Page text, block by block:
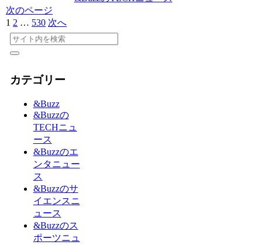
次のページ
1 2 … 530 次へ
カテゴリー
&Buzz
&Buzzの
TECHニュ
ース
&Buzzのエ
ンタニュー
ス
&Buzzのサ
イエンスニ
ュース
&Buzzのス
ポーツニュ